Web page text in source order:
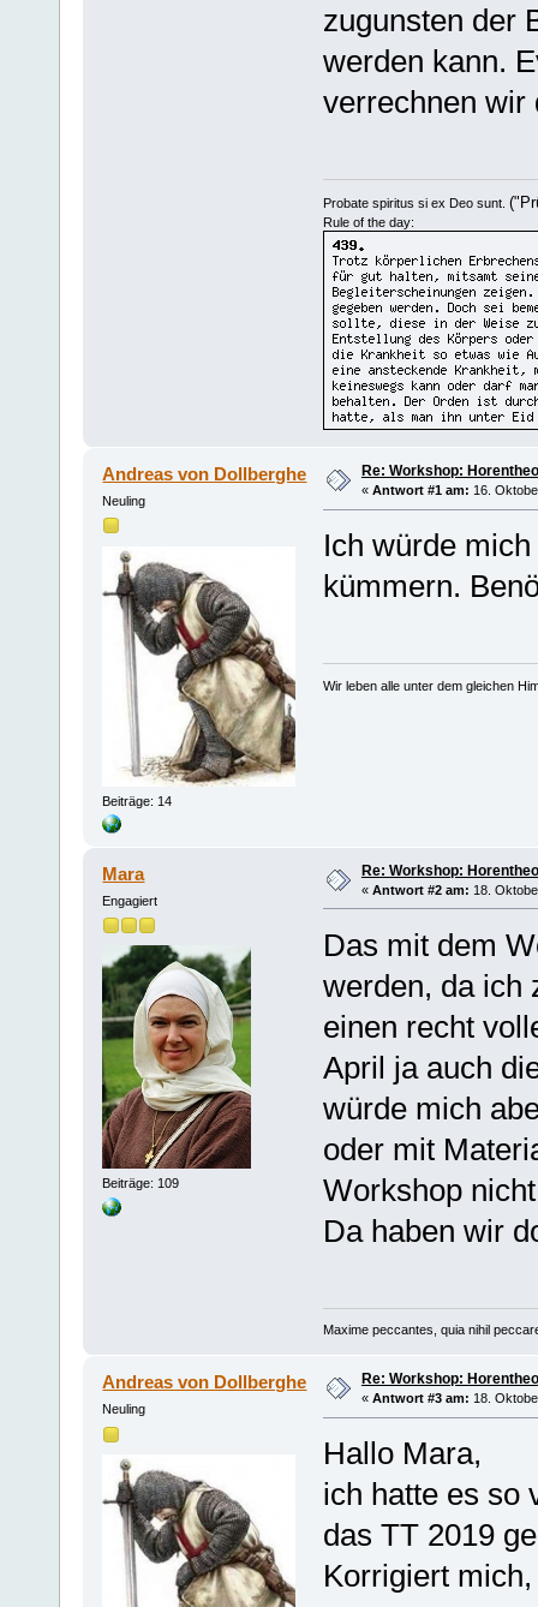
zugunsten der
werden kann.
verrechnen wir
Probate spiritus si ex Deo sunt.
Rule of the day:
Andreas von Dollberghe
Neuling
Beiträge: 14
Re: Workshop:
« Antwort #1 am: 16.
Ich würde
kümmern.
Wir leben alle unter dem gleichen
Mara
Engagiert
Beiträge: 109
Re: Workshop:
« Antwort #2 am: 18.
Das mit dem
werden, da ich
einen recht
April ja auch
würde mich
oder mit
Workshop
Da haben wir
Maxime peccantes, quia nihil
Andreas von Dollberghe
Neuling
Re: Workshop:
« Antwort #3 am: 18.
Hallo Mara,
ich hatte es so
das TT 2019
Korrigiert